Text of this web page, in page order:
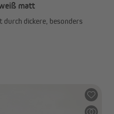
matt
dickere, besonders